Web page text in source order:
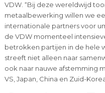
VDW. “Bij deze wereldwijd
metaalbewerking willen we
internationale partners voor
de VDW momenteel
betrokken partijen in de hele
streeft niet alleen naar
ook naar nauwe afstemming
VS, Japan, China en Zuid-